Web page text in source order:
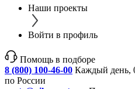
Наши проекты
Войти в профиль
Помощь в подборе
8 (800) 100-46-00 Каждый день,
по России